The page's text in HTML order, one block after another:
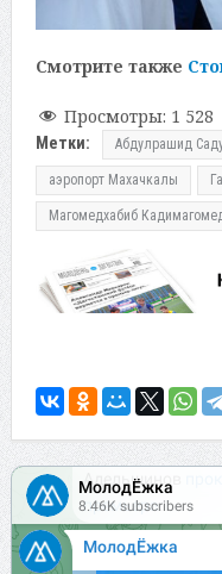
Смотрите также
Просмотры: 1 528
Метки: Абдулрашид
аэропорт Махачкалы
Магомедхабиб